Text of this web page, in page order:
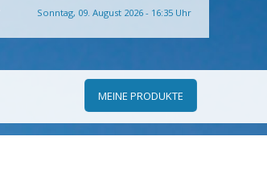
Sonntag, 09. August 2026 - 16:35 Uhr
MEINE PRODUKTE